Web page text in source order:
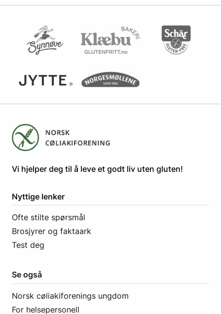
​​​​Vi hjelper deg til å leve et godt liv uten gluten! ​
Nyttige lenker
Ofte stilte spørsmål
Brosjyrer og faktaark
Test deg
Se også
Norsk cøliakiforenings ungdom
For helsepersonell